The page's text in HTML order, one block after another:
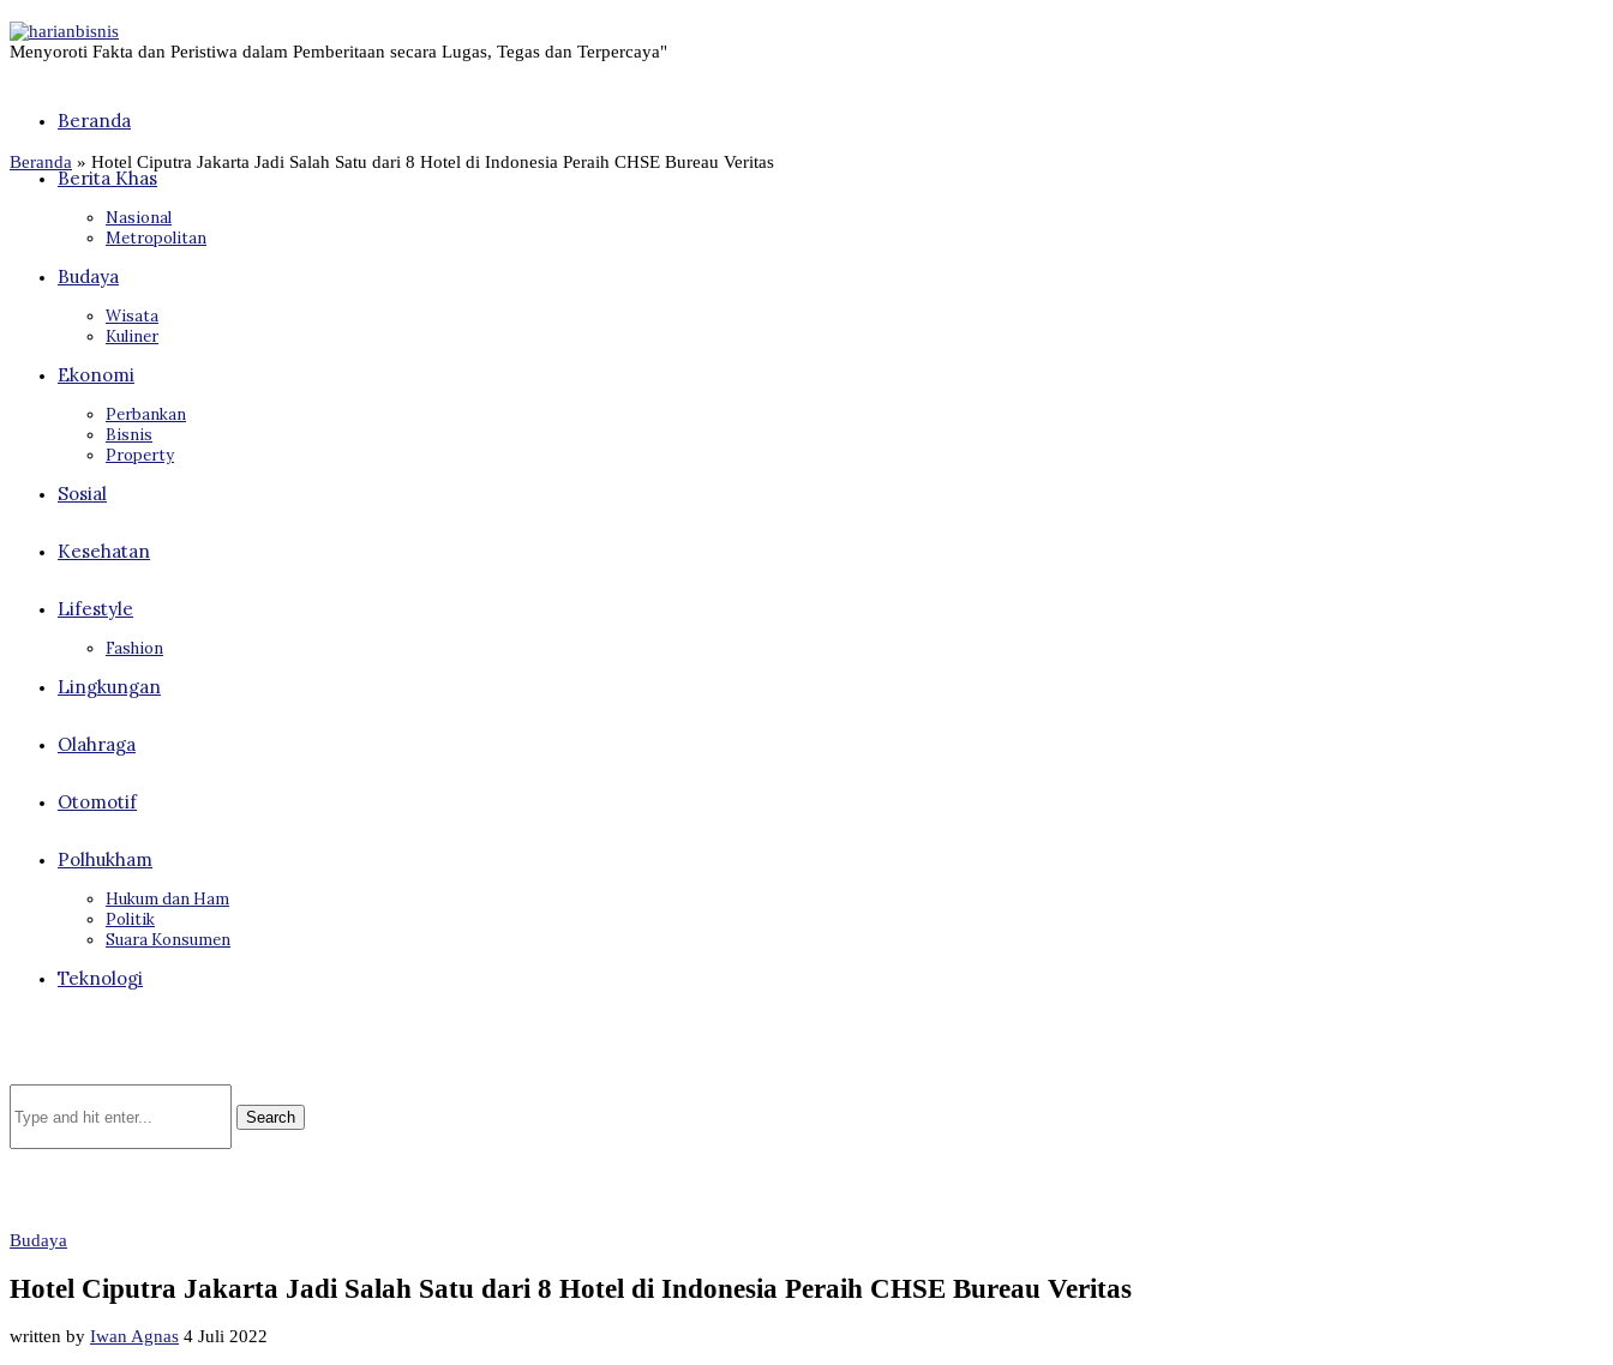
Menyoroti Fakta dan Peristiwa dalam Pemberitaan secara Lugas, Tegas dan Terpercaya"
Beranda
Berita Khas
Nasional
Metropolitan
Budaya
Wisata
Kuliner
Ekonomi
Perbankan
Bisnis
Property
Sosial
Kesehatan
Lifestyle
Fashion
Lingkungan
Olahraga
Otomotif
Polhukham
Hukum dan Ham
Politik
Suara Konsumen
Teknologi
Beranda » Hotel Ciputra Jakarta Jadi Salah Satu dari 8 Hotel di Indonesia Peraih CHSE Bureau Veritas
Budaya
Hotel Ciputra Jakarta Jadi Salah Satu dari 8 Hotel di Indonesia Peraih CHSE Bureau Veritas
written by Iwan Agnas 4 Juli 2022